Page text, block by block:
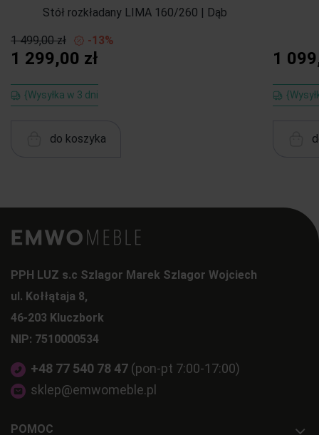
Stół rozkładany LIMA 160/260 | Dąb
1 499,00 zł -13%
1 299,00 zł
{Wysyłka w 3 dni
do koszyka
1
PPH LUZ s.c Szlagor Marek Szlagor Wojciech
ul. Kołłątaja 8,
46-203 Kluczbork
NIP: 7510000534
+48 77 540 78 47 (pon-pt 7:00-17:00)
sklep@emwomeble.pl
POMOC